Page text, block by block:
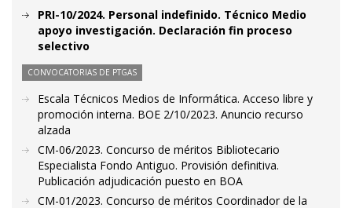
PRI-10/2024. Personal indefinido. Técnico Medio
apoyo investigación. Declaración fin proceso
selectivo
CONVOCATORIAS DE PTGAS
Escala Técnicos Medios de Informática. Acceso libre y
promoción interna. BOE 2/10/2023. Anuncio recurso
alzada
CM-06/2023. Concurso de méritos Bibliotecario
Especialista Fondo Antiguo. Provisión definitiva.
Publicación adjudicación puesto en BOA
CM-01/2023. Concurso de méritos Coordinador de la